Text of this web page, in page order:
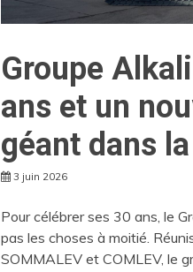
Groupe
ans et un
géant dans
3 juin 2026
Pour célébrer ses 30 ans, le
pas les choses à moitié.
SOMMALEV et COMLEV, le